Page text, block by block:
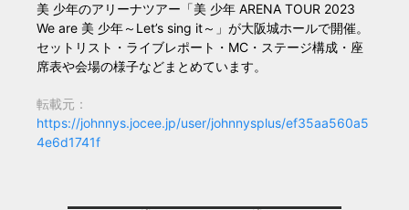
美 少年のアリーナツアー「美 少年 ARENA TOUR 2023
We are 美 少年～Let’s sing it～」が大阪城ホールで開催。
セットリスト・ライブレポート・MC・ステージ構成・座
席表や会場の様子などまとめています。
転載元：
https://johnnys.jocee.jp/user/johnnysplus/ef35aa560a5
4e6d1741f